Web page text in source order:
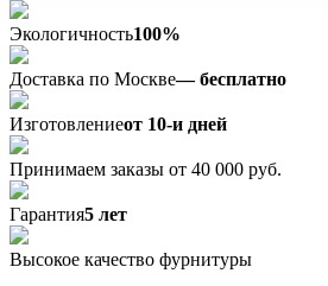
Экологичность100%
Доставка по Москве— бесплатно
Изготовлениеот 10-и дней
Принимаем заказы от 40 000 руб.
Гарантия5 лет
Высокое качество фурнитуры